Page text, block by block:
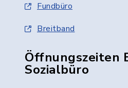
Fundbüro
Breitband
Öffnungszeiten
Sozialbüro